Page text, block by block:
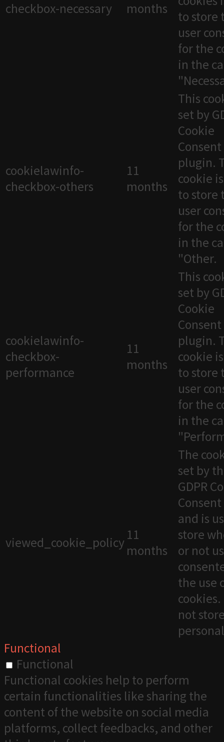
checkbox-necessary
months
to store
user
for the
in the
cookielawinfo-
checkbox-others
11
months
This
set by
Cookie
Consent
plugin.
cookie
to store
user
for the
in the
"Other.
cookielawinfo-
checkbox-
performance
11
months
This
set by
Cookie
Consent
plugin.
cookie
to store
user
for the
in the
viewed_cookie_policy 11
months
The
set by
GDPR
and is
store
or not
the use
not
Functional
Functional
Functional cookies help to perform
certain functionalities like sharing the
content of the website on social media
platforms, collect feedbacks, and other